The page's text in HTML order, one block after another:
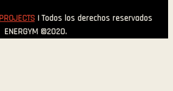
| Todos los derechos reservados
ENERGYM ©2020.